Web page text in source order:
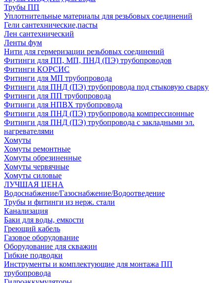
Трубы ПП
Уплотнительные материалы для резьбовых соединений
Гели сантехнические,пасты
Лен сантехнический
Ленты фум
Нити для гермеризации резьбовых соединений
Фитинги для ПП, МП, ПНД (ПЭ) трубопроводов
Фитинги КОРСИС
Фитинги для МП трубопровода
Фитинги для ПНД (ПЭ) трубопровода под стыковую сварку
Фитинги для ПП трубопровода
Фитинги для НПВХ трубопровода
Фитинги для ПНД (ПЭ) трубопровода компрессионные
Фитинги для ПНД (ПЭ) трубопровода с закладными эл.
нагревателями
Хомуты
Хомуты ремонтные
Хомуты обрезиненные
Хомуты червячные
Хомуты силовые
ЛУЧШАЯ ЦЕНА
Водоснабжение/Газоснабжение/Водоотведение
Трубы и фитинги из нерж. стали
Канализация
Баки для воды, емкости
Греющий кабель
Газовое оборудование
Оборудование для скважин
Гибкие подводки
Инструменты и комплектующие для монтажа ПП
трубопровода